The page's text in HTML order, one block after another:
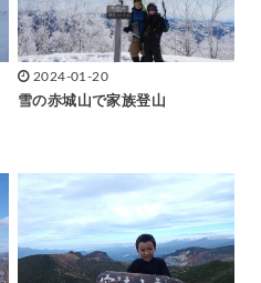
2024-01-20
雪の赤城山で家族登山